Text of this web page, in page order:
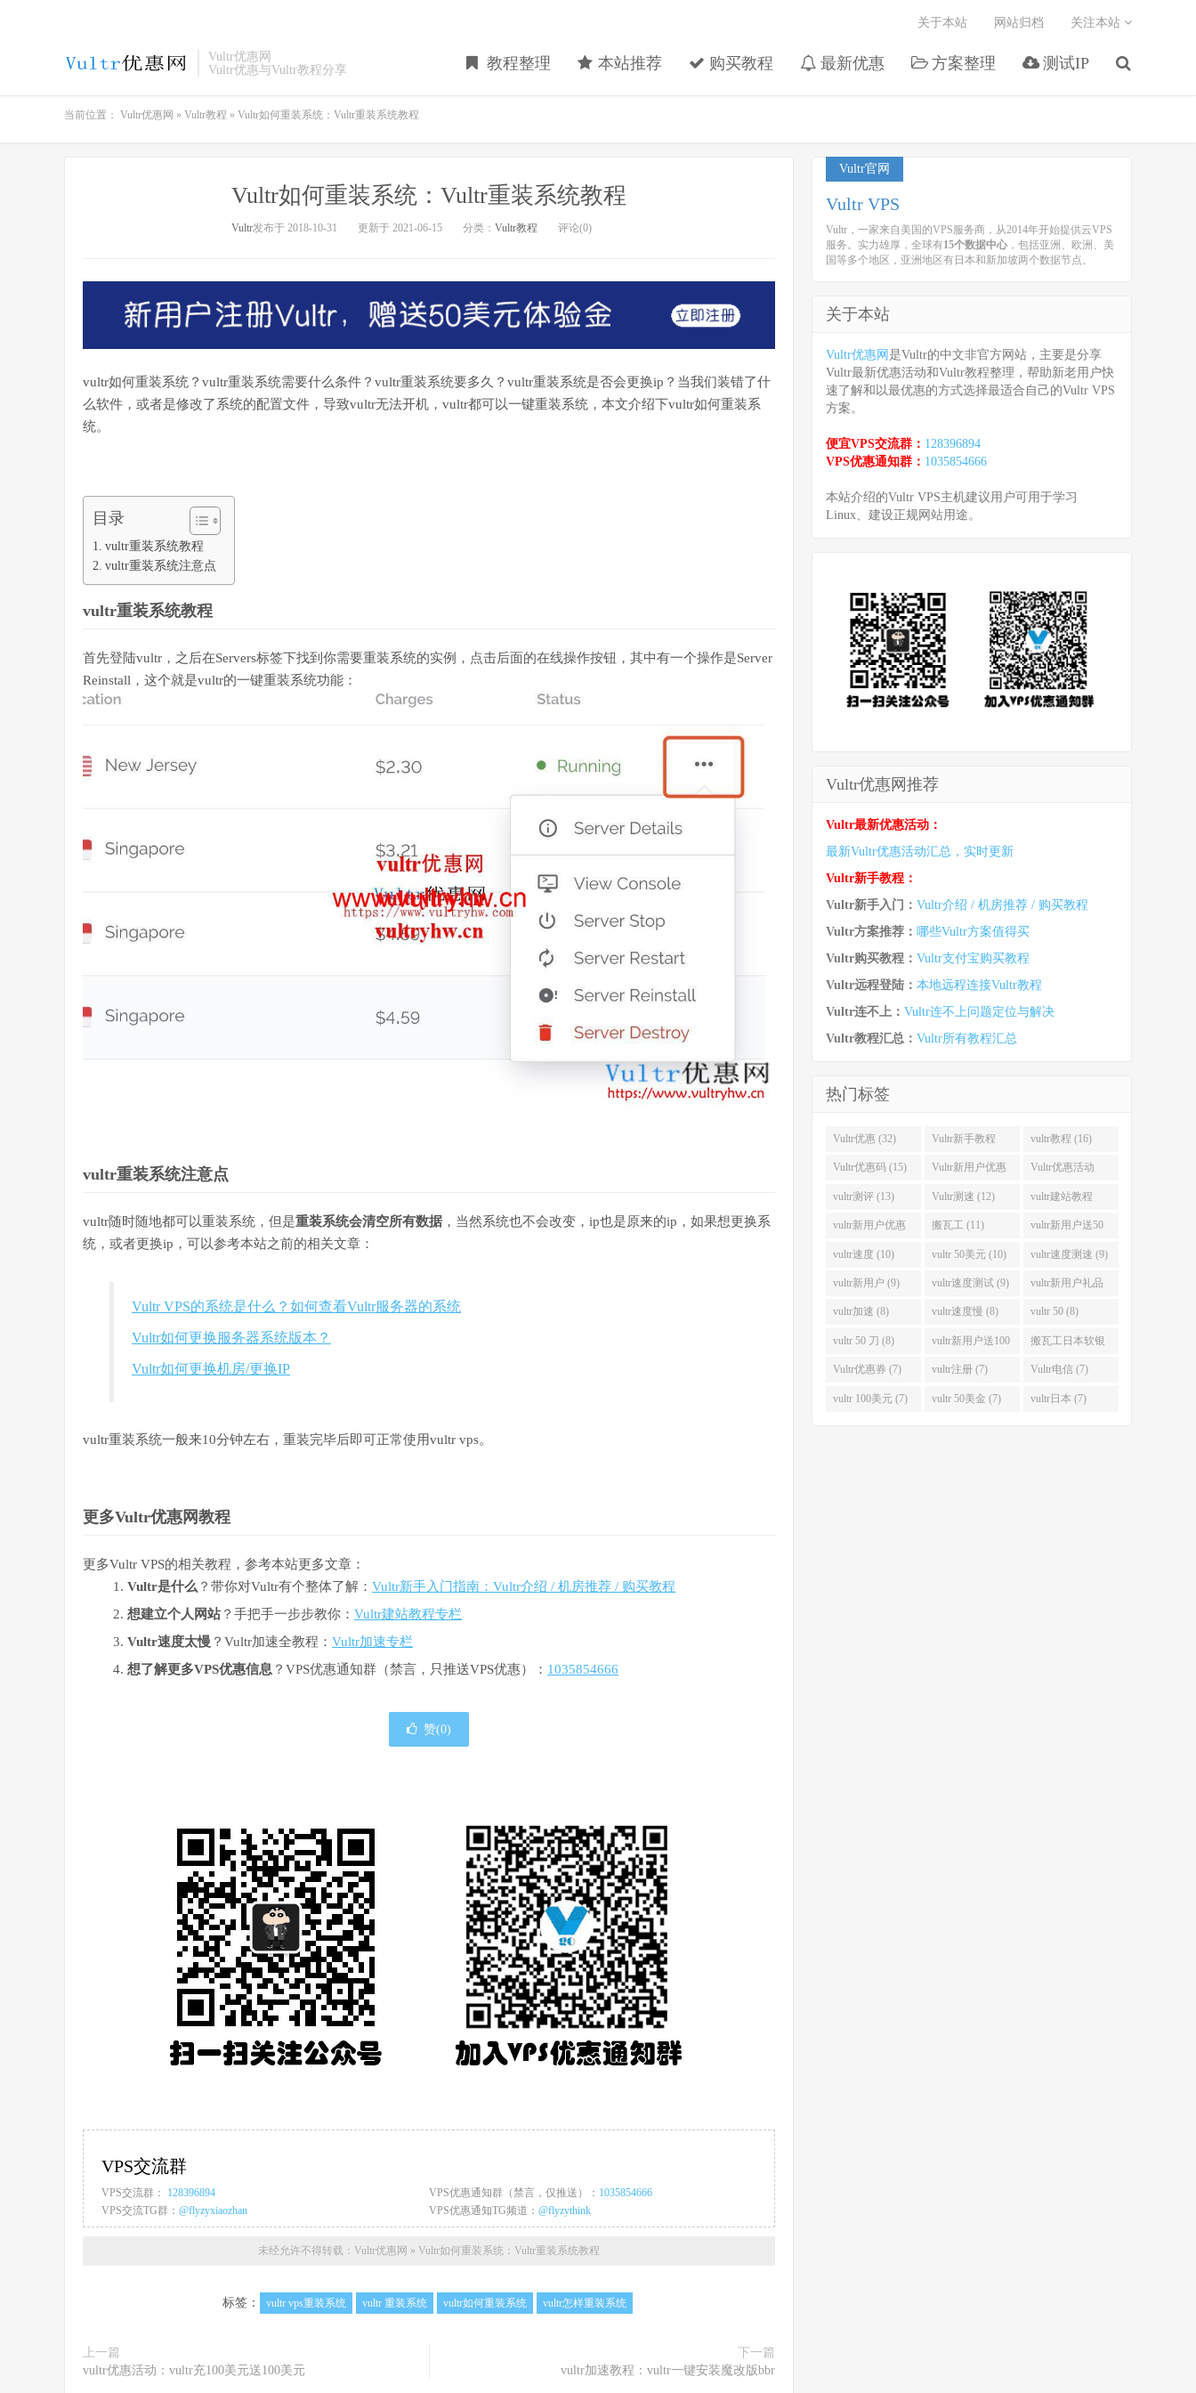
Vultr优惠网
Vultr优惠与Vultr教程分享
教程整理 本站推荐 购买教程 最新优惠 方案整理 测试IP
关于本站 网站归档 关注本站
当前位置： Vultr优惠网 » Vultr教程 » Vultr如何重装系统：Vultr重装系统教程
Vultr如何重装系统：Vultr重装系统教程
Vultr发布于 2018-10-31 更新于 2021-06-15 分类： Vultr教程 评论(0)
vultr如何重装系统？vultr重装系统需要什么条件？vultr重装系统要多久？vultr重装系统是否会更换ip？当我们装错了什
么软件，或者是修改了系统的配置文件，导致vultr无法开机，vultr都可以一键重装系统，本文介绍下vultr如何重装系
统。
目录
vultr重装系统教程
vultr重装系统注意点
vultr重装系统教程
首先登陆vultr，之后在Servers标签下找到你需要重装系统的实例，点击后面的在线操作按钮，其中有一个操作是Server
Reinstall，这个就是vultr的一键重装系统功能：
vultr重装系统注意点
vultr随时随地都可以重装系统，但是重装系统会清空所有数据 ，当然系统也不会改变，ip也是原来的ip，如果想更换系
统，或者更换ip，可以参考本站之前的相关文章：
Vultr VPS的系统是什么？如何查看Vultr服务器的系统
Vultr如何更换服务器系统版本？
Vultr如何更换机房/更换IP
vultr重装系统一般来10分钟左右，重装完毕后即可正常使用vultr vps。
更多Vultr优惠网教程
更多Vultr VPS的相关教程，参考本站更多文章：
Vultr是什么 ？带你对Vultr有个整体了解： Vultr新手入门指南：Vultr介绍 / 机房推荐 / 购买教程
想建立个人网站？手把手一步步教你： Vultr建站教程专栏
Vultr速度太慢 ？Vultr加速全教程： Vultr加速专栏
想了解更多VPS优惠信息 ？VPS优惠通知群（禁言，只推送VPS优惠）： 1035854666
赞(0)
VPS交流群
VPS交流群： 128396894 VPS优惠通知群（禁言，仅推送）： 1035854666
VPS交流TG群： @flyzyxiaozhan VPS优惠通知TG频道： @flyzythink
未经允许不得转载： Vultr优惠网 » Vultr如何重装系统：Vultr重装系统教程
标签： vultr vps重装系统 vultr 重装系统 vultr如何重装系统 vultr怎样重装系统
上一篇
vultr优惠活动：vultr充100美元送100美元
下一篇
vultr加速教程：vultr一键安装魔改版bbr
Vultr官网
Vultr VPS
Vultr，一家来自美国的VPS服务商，从2014年开始提供云VPS
服务。实力雄厚，全球有15个数据中心 ，包括亚洲、欧洲、美
国等多个地区，亚洲地区有日本和新加坡两个数据节点。
关于本站
Vultr优惠网 是Vultr的中文非官方网站，主要是分享
Vultr最新优惠活动和Vultr教程整理，帮助新老用户快
速了解和以最优惠的方式选择最适合自己的Vultr VPS
方案。
便宜VPS交流群： 128396894
VPS优惠通知群： 1035854666
本站介绍的Vultr VPS主机建议用户可用于学习
Linux、建设正规网站用途。
Vultr优惠网推荐
Vultr最新优惠活动：
最新Vultr优惠活动汇总，实时更新
Vultr新手教程：
Vultr新手入门： Vultr介绍 / 机房推荐 / 购买教程
Vultr方案推荐： 哪些Vultr方案值得买
Vultr购买教程： Vultr支付宝购买教程
Vultr远程登陆： 本地远程连接Vultr教程
Vultr连不上： Vultr连不上问题定位与解决
Vultr教程汇总： Vultr所有教程汇总
热门标签
Vultr优惠 (32) Vultr新手教程
(16)
vultr教程 (16)
Vultr优惠码 (15) Vultr新用户优惠
(14)
Vultr优惠活动
(13)
vultr测评 (13) Vultr测速 (12) vultr建站教程
(12)
vultr新用户优惠
码 (11)
搬瓦工 (11) vultr新用户送50
美金 (11)
vultr速度 (10) vultr 50美元 (10) vultr速度测速 (9)
vultr新用户 (9) vultr速度测试 (9) vultr新用户礼品
码 (9)
vultr加速 (8) vultr速度慢 (8) vultr 50 (8)
vultr 50 刀 (8) vultr新用户送100
美元 (8)
搬瓦工日本软银
(8)
Vultr优惠券 (7) vultr注册 (7) Vultr电信 (7)
vultr 100美元 (7) vultr 50美金 (7) vultr日本 (7)